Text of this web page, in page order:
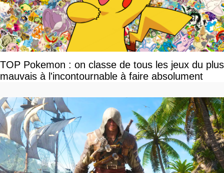
TOP Pokemon : on classe de tous les jeux du plus
mauvais à l'incontournable à faire absolument